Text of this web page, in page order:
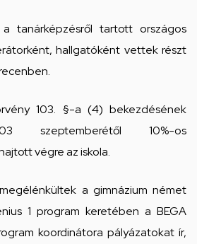
tanárképzésről tartott országos
hallgatóként vettek részt
103. §-a (4) bekezdésének
szeptemberétől 10%-os
végre az iskola.
a gimnázium német
1 program keretében a BEGA
koordinátora pályázatokat ír,